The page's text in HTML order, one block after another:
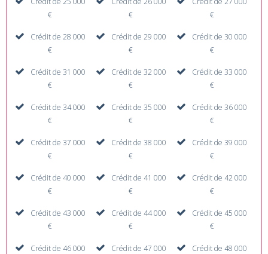
€
€
€
Crédit de 28 000
€
Crédit de 29 000
€
Crédit de 30 000
€
Crédit de 31 000
€
Crédit de 32 000
€
Crédit de 33 000
€
Crédit de 34 000
€
Crédit de 35 000
€
Crédit de 36 000
€
Crédit de 37 000
€
Crédit de 38 000
€
Crédit de 39 000
€
Crédit de 40 000
€
Crédit de 41 000
€
Crédit de 42 000
€
Crédit de 43 000
€
Crédit de 44 000
€
Crédit de 45 000
€
Crédit de 46 000
Crédit de 47 000
Crédit de 48 000